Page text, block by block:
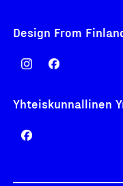
Design From
Yhteiskunnallinen